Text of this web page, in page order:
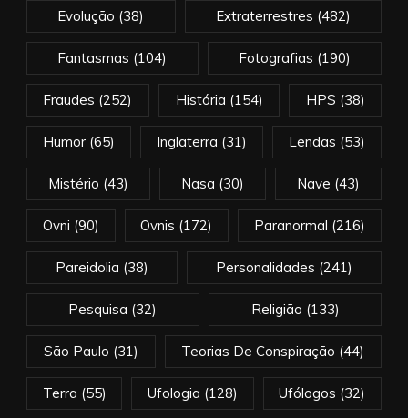
Evolução (38) Extraterrestres (482)
Fantasmas (104) Fotografias (190)
Fraudes (252) História (154) HPS (38)
Humor(65) Inglaterra (31) Lendas (53)
Mistério (43) Nasa (30) Nave (43)
Ovni (90) Ovnis (172) Paranormal (216)
Pareidolia (38) Personalidades (241)
Pesquisa (32) Religião (133)
São Paulo (31) Teorias De Conspiração (44)
Terra (55) Ufologia (128) Ufólogos (32)